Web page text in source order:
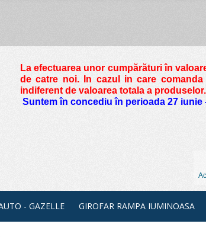
La efectuarea unor cumpărături în
de catre noi. In cazul in care
indiferent de valoarea totala a produselor.
Suntem în concediu în perioada 27
- GAZELLE GIROFAR RAMPA IUMINOASA